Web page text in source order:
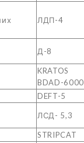
ЛДП-4
Д-8
KRATOS
BDAD-6000
DEFT-5
ЛСД- 5,3
STRIPCAT